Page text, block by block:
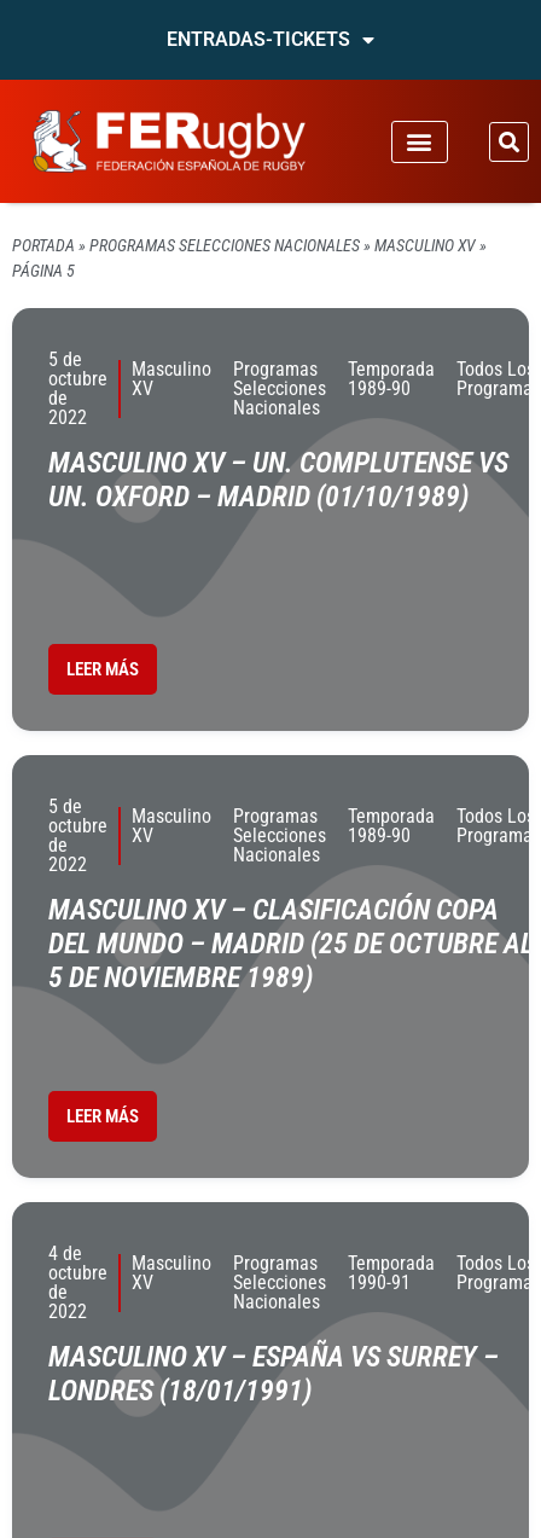
ENTRADAS-TICKETS
PORTADA » PROGRAMAS SELECCIONES NACIONALES» MASCULINO XV»
PÁGINA 5
5 de
octubre
de
2022
Masculino
XV
Programas
Selecciones
Nacionales
Temporada
1989-90
Todos Los
Programas
MASCULINO XV – UN. COMPLUTENSE VS
UN. OXFORD – MADRID (01/10/1989)
LEER MÁS
5 de
octubre
de
2022
Masculino
XV
Programas
Selecciones
Nacionales
Temporada
1989-90
Todos Los
Programas
MASCULINO XV – CLASIFICACIÓN COPA
DEL MUNDO – MADRID (25 DE OCTUBRE AL
5 DE NOVIEMBRE 1989)
LEER MÁS
4 de
octubre
de
2022
Masculino
XV
Programas
Selecciones
Nacionales
Temporada
1990-91
Todos Los
Programas
MASCULINO XV – ESPAÑA VS SURREY –
LONDRES (18/01/1991)